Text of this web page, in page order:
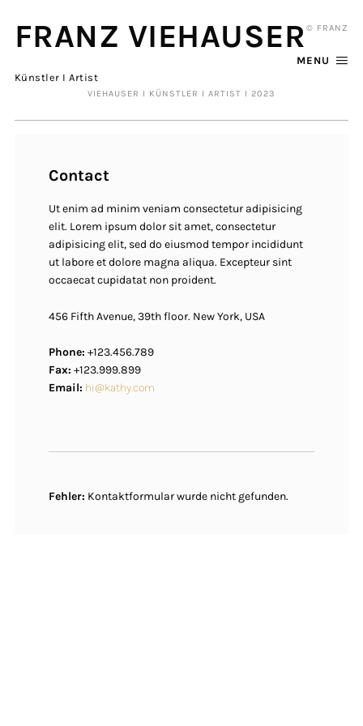
FRANZ VIEHAUSER
Künstler I Artist
MENU
© FRANZ
VIEHAUSER I KÜNSTLER I ARTIST I 2023
Contact
Ut enim ad minim veniam consectetur adipisicing
elit. Lorem ipsum dolor sit amet, consectetur
adipisicing elit, sed do eiusmod tempor incididunt
ut labore et dolore magna aliqua. Excepteur sint
occaecat cupidatat non proident.
456 Fifth Avenue, 39th floor. New York, USA
Phone: +123.456.789
Fax: +123.999.899
Email: hi@kathy.com
Fehler: Kontaktformular wurde nicht gefunden.